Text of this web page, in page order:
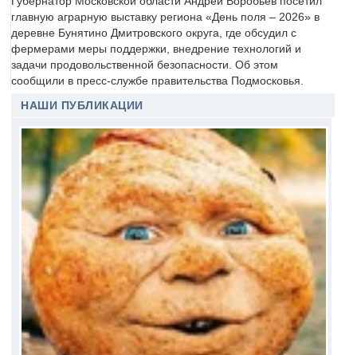
главную аграрную выставку региона «День поля – 2026» в
деревне Бунятино Дмитровского округа, где обсудил с
фермерами меры поддержки, внедрение технологий и
задачи продовольственной безопасности. Об этом
сообщили в пресс-службе правительства Подмосковья.
НАШИ ПУБЛИКАЦИИ